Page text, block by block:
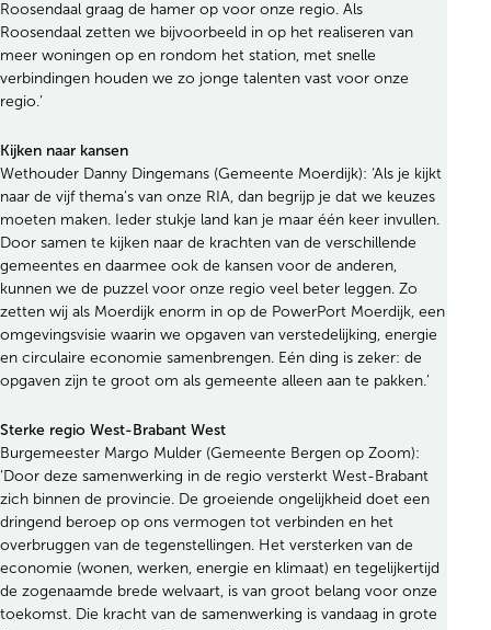
Roosendaal graag de hamer op voor onze regio. Als
Roosendaal zetten we bijvoorbeeld in op het realiseren van
meer woningen op en rondom het station, met snelle
verbindingen houden we zo jonge talenten vast voor onze
regio.’
Kijken naar kansen
Wethouder Danny Dingemans (Gemeente Moerdijk): ‘Als je kijkt
naar de vijf thema’s van onze RIA, dan begrijp je dat we keuzes
moeten maken. Ieder stukje land kan je maar één keer invullen.
Door samen te kijken naar de krachten van de verschillende
gemeentes en daarmee ook de kansen voor de anderen,
kunnen we de puzzel voor onze regio veel beter leggen. Zo
zetten wij als Moerdijk enorm in op de PowerPort Moerdijk, een
omgevingsvisie waarin we opgaven van verstedelijking, energie
en circulaire economie samenbrengen. Eén ding is zeker: de
opgaven zijn te groot om als gemeente alleen aan te pakken.’
Sterke regio West-Brabant West
Burgemeester Margo Mulder (Gemeente Bergen op Zoom):
‘Door deze samenwerking in de regio versterkt West-Brabant
zich binnen de provincie. De groeiende ongelijkheid doet een
dringend beroep op ons vermogen tot verbinden en het
overbruggen van de tegenstellingen. Het versterken van de
economie (wonen, werken, energie en klimaat) en tegelijkertijd
de zogenaamde brede welvaart, is van groot belang voor onze
toekomst. Die kracht van de samenwerking is vandaag in grote